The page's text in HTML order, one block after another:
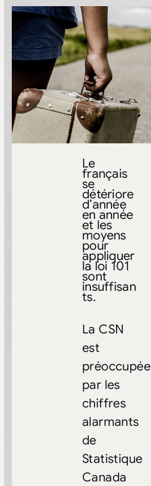
Le
français
se
détériore
d’année
en année
et les
moyens
pour
appliquer
la loi 101
sont
insuffisan
ts.
La CSN
est
préoccupée
par les
chiffres
alarmants
de
Statistique
Canada